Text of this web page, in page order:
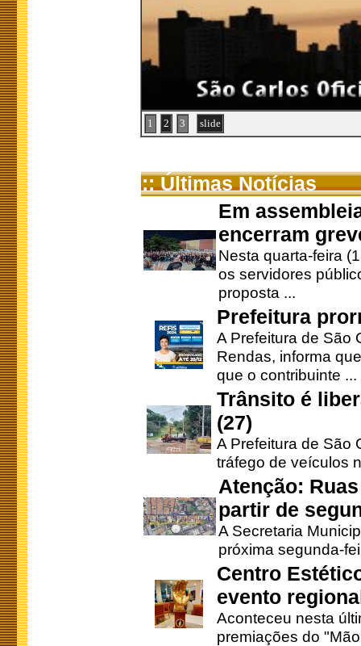
1 2 3 slide
:: Últimas Notícias
Em
encerram
Nesta quarta-feira
os servidores
proposta ...
Prefeitura
A Prefeitura de São
Rendas, informa
que o contribuinte ...
Trânsito é
(27)
A Prefeitura de São
tráfego de veículos
Atenção:
partir de
A Secretaria
próxima segunda-
Centro
evento
Aconteceu nesta
premiações do